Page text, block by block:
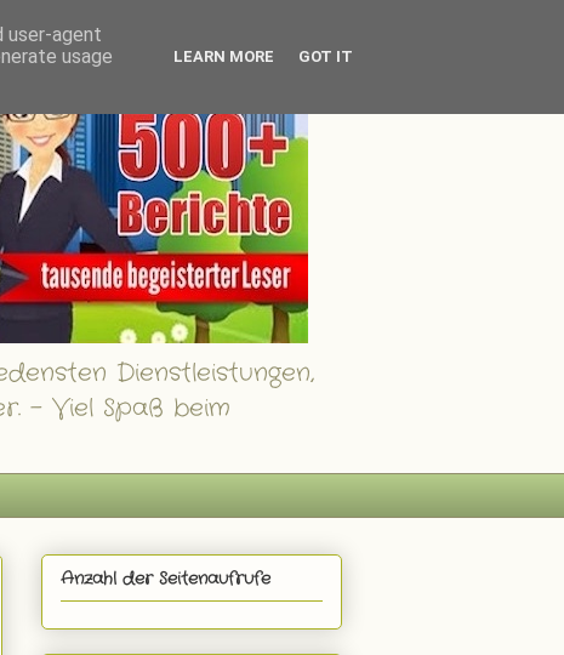
Dienstleistungen,
- Viel Spaß beim
Anzahl der Seitenaufrufe
user-agent
usage
LEARN MORE GOT IT